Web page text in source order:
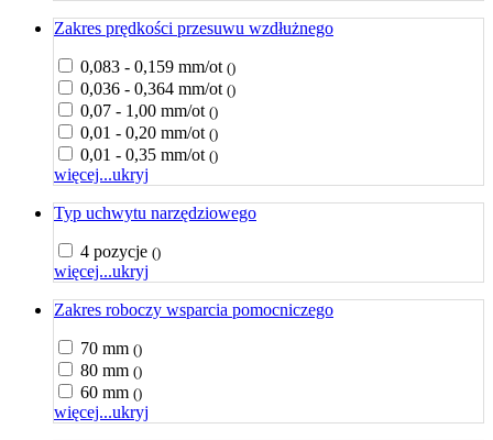
Zakres prędkości przesuwu wzdłużnego
0,083 - 0,159 mm/ot ()
0,036 - 0,364 mm/ot ()
0,07 - 1,00 mm/ot ()
0,01 - 0,20 mm/ot ()
0,01 - 0,35 mm/ot ()
więcej...ukryj
Typ uchwytu narzędziowego
4 pozycje ()
więcej...ukryj
Zakres roboczy wsparcia pomocniczego
70 mm ()
80 mm ()
60 mm ()
więcej...ukryj